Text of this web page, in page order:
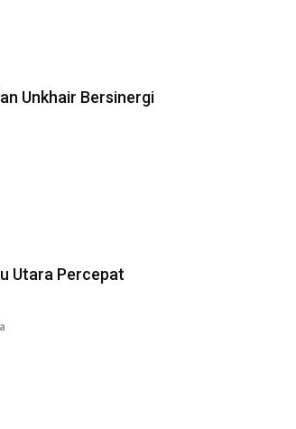
Unkhair Bersinergi
Utara Percepat